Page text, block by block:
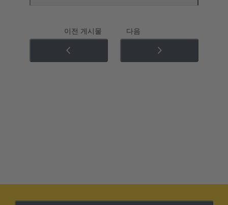
이전 게시물 다음